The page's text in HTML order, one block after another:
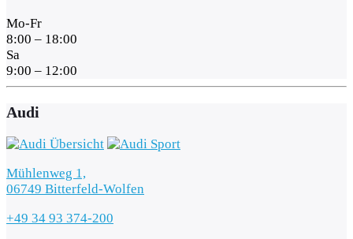
Mo-Fr
8:00 – 18:00
Sa
9:00 – 12:00
Audi
Mühlenweg 1,
06749 Bitterfeld-Wolfen
+49 34 93 374-200